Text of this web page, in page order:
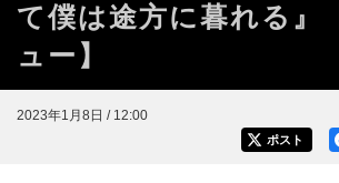
て僕は途方に暮れる』
ュー】
2023年1月8日 / 12:00
ポスト